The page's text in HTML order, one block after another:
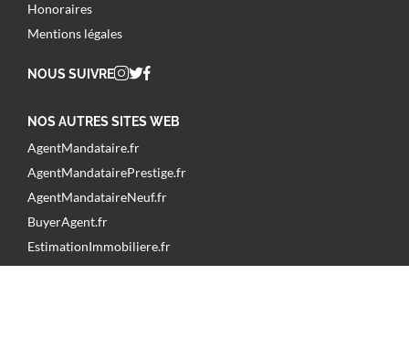
Honoraires
Mentions légales
NOUS SUIVRE
NOS AUTRES SITES WEB
AgentMandataire.fr
AgentMandatairePrestige.fr
AgentMandataireNeuf.fr
BuyerAgent.fr
EstimationImmobiliere.fr